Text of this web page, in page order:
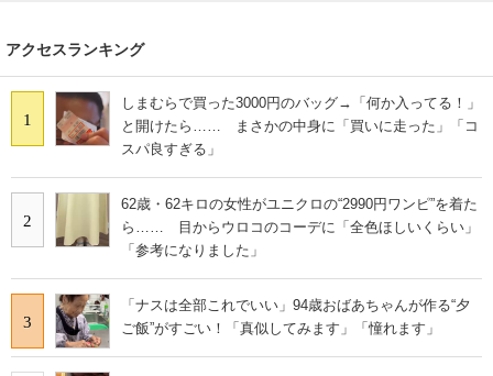
アクセスランキング
1
しまむらで買った3000円のバッグ→「何か入ってる！」
と開けたら…… まさかの中身に「買いに走った」「コ
スパ良すぎる」
2
62歳・62キロの女性がユニクロの“2990円ワンピ”を着た
ら…… 目からウロコのコーデに「全色ほしいくらい」
「参考になりました」
3
「ナスは全部これでいい」94歳おばあちゃんが作る“夕
ご飯”がすごい！「真似してみます」「憧れます」